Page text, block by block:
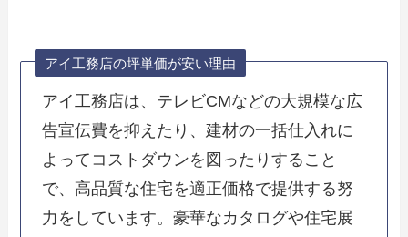
アイ工務店の坪単価が安い理由
アイ工務店は、テレビCMなどの大規模な広
告宣伝費を抑えたり、建材の一括仕入れに
よってコストダウンを図ったりすること
で、高品質な住宅を適正価格で提供する努
力をしています。豪華なカタログや住宅展